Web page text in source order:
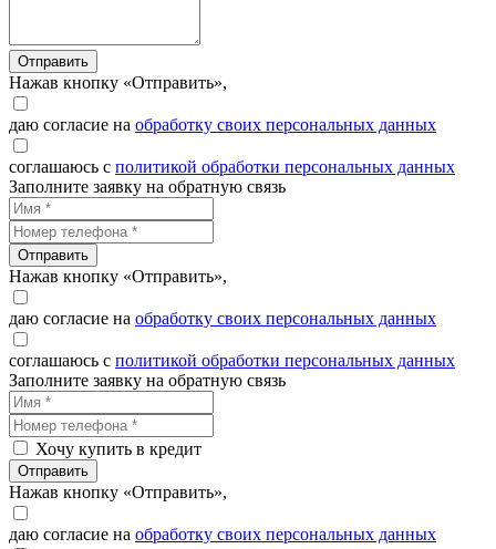
Отправить
Нажав кнопку «Отправить»,
даю согласие на обработку своих персональных данных
соглашаюсь с политикой обработки персональных данных
Заполните заявку на обратную связь
Отправить
Нажав кнопку «Отправить»,
даю согласие на обработку своих персональных данных
соглашаюсь с политикой обработки персональных данных
Заполните заявку на обратную связь
Хочу купить в кредит
Отправить
Нажав кнопку «Отправить»,
даю согласие на обработку своих персональных данных